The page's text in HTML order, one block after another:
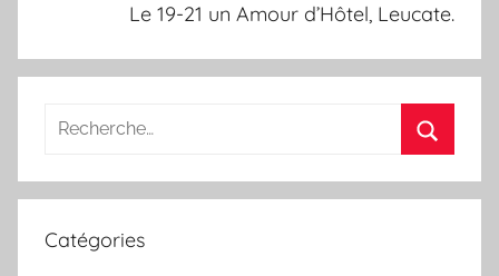
Le 19-21 un Amour d’Hôtel, Leucate.
Recherche
:
Catégories